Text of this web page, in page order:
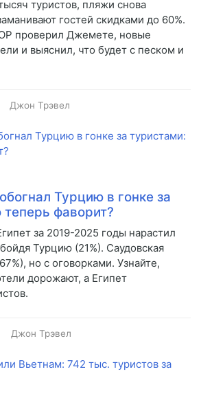
туристов, пляжи снова
гостей скидками до 60%.
проверил Джемете, новые
и выяснил, что будет с песком и
Джон Трэвел
Турцию в гонке за
фаворит?
за 2019-2025 годы нарастил
Турцию (21%). Саудовская
но с оговорками. Узнайте,
дорожают, а Египет
Джон Трэвел